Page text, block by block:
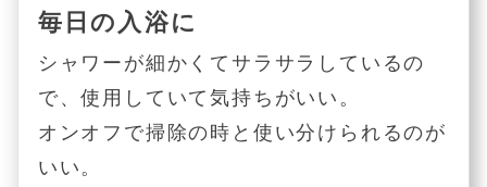
毎日の入浴に
シャワーが細かくてサラサラしているの
で、使用していて気持ちがいい。
オンオフで掃除の時と使い分けられるのが
いい。